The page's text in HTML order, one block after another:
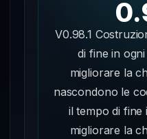
V0.98.1
di fine in
migliorare la
nascondono le
il tempo di
migliorare la